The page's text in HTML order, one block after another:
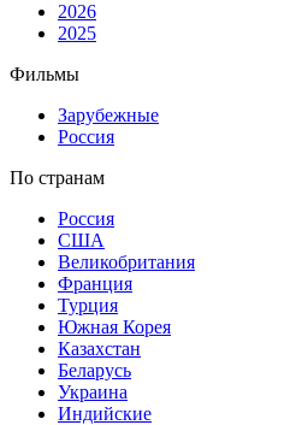
2026
2025
Фильмы
Зарубежные
Россия
По странам
Россия
США
Великобритания
Франция
Турция
Южная Корея
Казахстан
Беларусь
Украина
Индийские